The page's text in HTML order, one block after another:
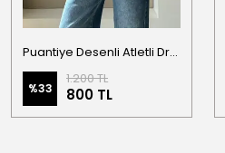
Puantiye Desenli Atletli Drapeli Bluz
%33
1.200 TL
800 TL